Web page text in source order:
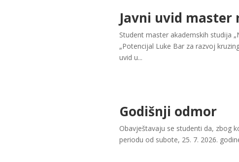
Javni uvid
Student master akademskih studija
„Potencijal Luke Bar za razvoj
uvid u...
Godišnji odmor
Obavještavaju se studenti da, zbog
periodu od subote, 25. 7. 2026.